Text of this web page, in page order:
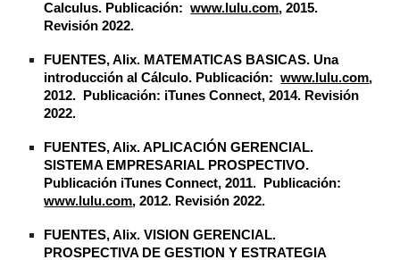
Calculus. Publicación: www.lulu.com, 2015.
Revisión 2022.
FUENTES, Alix. MATEMATICAS BASICAS. Una
introducción al Cálculo. Publicación: www.lulu.com,
2012. Publicación: iTunes Connect, 2014. Revisión
2022.
FUENTES, Alix. APLICACIÓN GERENCIAL.
SISTEMA EMPRESARIAL PROSPECTIVO.
Publicación iTunes Connect, 2011. Publicación:
www.lulu.com, 2012. Revisión 2022.
FUENTES, Alix. VISION GERENCIAL.
PROSPECTIVA DE GESTION Y ESTRATEGIA